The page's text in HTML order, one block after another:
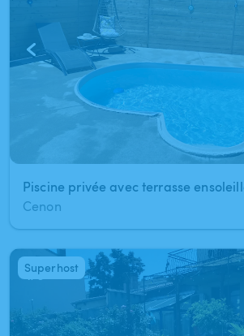
Cenon
1/3
Superhost